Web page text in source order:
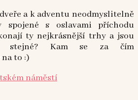
a k adventu neodmyslitelně
s oslavami příchodu
ty nejkrásnější trhy a jsou
stejné? Kam se za čím
na to :)